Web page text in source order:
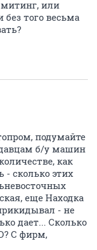
или
того весьма
подумайте
б/у машин
как
сколько этих
еще Находка
- не
дает... Сколько
С фирм,